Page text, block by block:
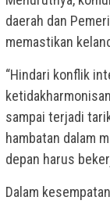
daerah dan
memastikan
“Hindari konflik
sampai terjadi
hambatan dalam
depan harus
Dalam